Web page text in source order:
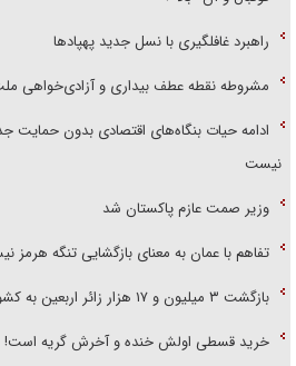
راهبرد غافلگیری با نسل جدید پهپاد‌ها
مشروطه نقطه عطف بیداری و آزادی‌خواهی
ادامه حیات بنگاه‌های اقتصادی بدون حمایت
نیست
وزیر صمت عازم پاکستان شد
تفاهم با عمان به معنای بازگشایی تنگه هرمز
بازگشت ۳ میلیون و ۱۷ هزار زائر اربعین به کشور
خرید قسطی اولش خنده و آخرش گریه است!